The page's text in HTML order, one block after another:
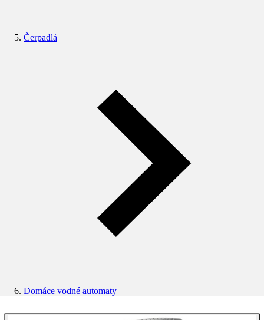
Čerpadlá
Domáce vodné automaty